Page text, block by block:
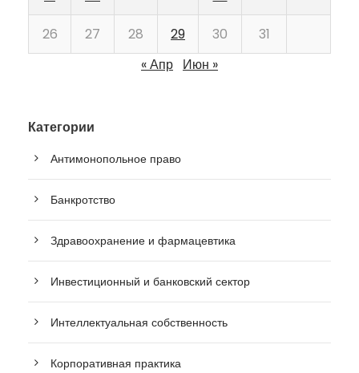
26 27 28 29 30
31
« Апр Июн »
Категории
Антимонопольное право
Банкротство
Здравоохранение и фармацевтика
Инвестиционный и банковский сектор
Интеллектуальная собственность
Корпоративная практика